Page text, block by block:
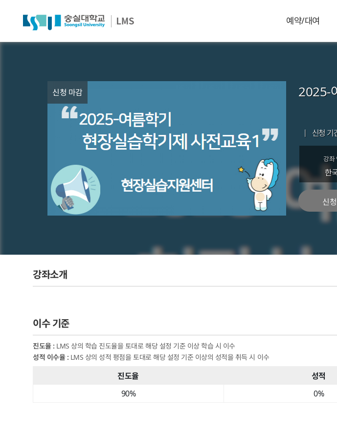
예약/대여
신청 마감 2025-
| 신청 기
강좌
한
신
강좌소개
이수 기준
진도율: LMS 상의 학습 진도율을 토대로 해당 설정 기준 이상 학습 시 이수
성적 이수율: LMS 상의 성적 평점을 토대로 해당 설정 기준 이상의 성적을 취득 시 이수
진도율
성적
90% 0%